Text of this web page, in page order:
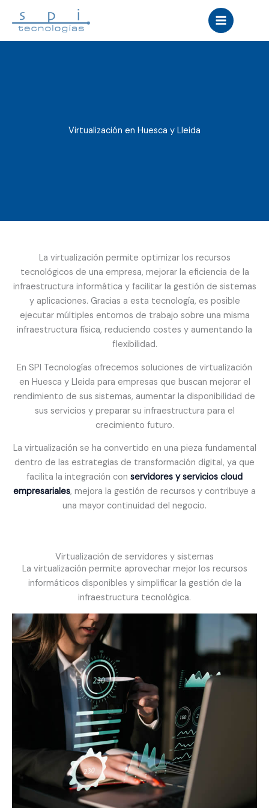
contenido
Virtualización en Huesca y Lleida
La virtualización permite optimizar los recursos
tecnológicos de una empresa, mejorar la eficiencia de la
infraestructura informática y facilitar la gestión de sistemas
y aplicaciones. Gracias a esta tecnología, es posible
ejecutar múltiples entornos de trabajo sobre una misma
infraestructura física, reduciendo costes y aumentando la
flexibilidad.
En SPI Tecnologías ofrecemos soluciones de virtualización
en Huesca y Lleida para empresas que buscan mejorar el
rendimiento de sus sistemas, aumentar la disponibilidad de
sus servicios y preparar su infraestructura para el
crecimiento futuro.
La virtualización se ha convertido en una pieza fundamental
dentro de las estrategias de transformación digital, ya que
facilita la integración con servidores y servicios cloud
empresariales, mejora la gestión de recursos y contribuye a
una mayor continuidad del negocio.
Virtualización de servidores y sistemas
La virtualización permite aprovechar mejor los recursos
informáticos disponibles y simplificar la gestión de la
infraestructura tecnológica.